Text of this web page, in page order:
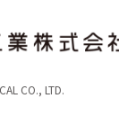
CO., LTD.